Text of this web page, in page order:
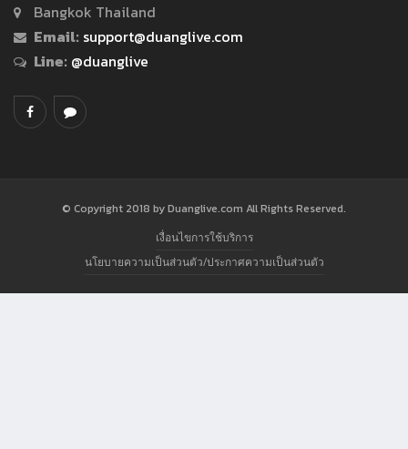
Bangkok Thailand
Email: support@duanglive.com
Line: @duanglive
© Copyright 2018 by Duanglive.com All Rights Reserved.
เงื่อนไขการใช้บริการ
นโยบายความเป็นส่วนตัว/ประกาศความเป็นส่วนตัว